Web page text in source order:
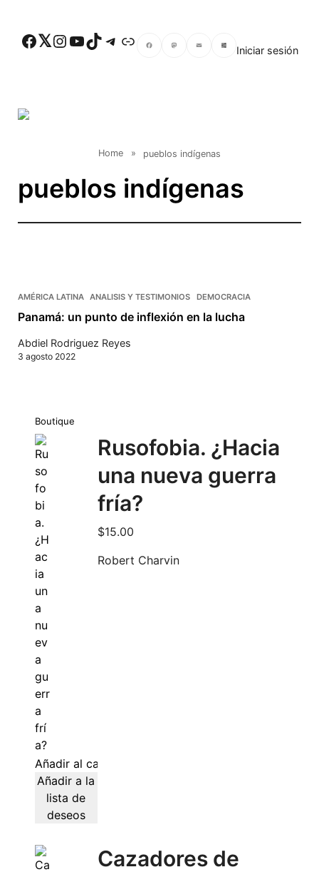
Facebook Twitter Instagram YouTube TikTok Telegram Enlace
Iniciar sesión
Home » pueblos indígenas
pueblos indígenas
AMÉRICA LATINA ANALISIS Y TESTIMONIOS DEMOCRACIA
Panamá: un punto de inflexión en la lucha
Abdiel Rodriguez Reyes
3 agosto 2022
Boutique
Añadir al carrito
Añadir a la
lista de
deseos
Rusofobia. ¿Hacia
una nueva guerra
fría?
$15.00
Robert Charvin
Cazadores de